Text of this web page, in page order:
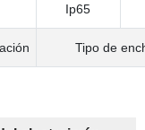
Ip65
Tipo de